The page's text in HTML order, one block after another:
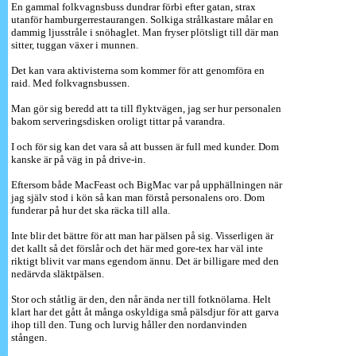
En gammal folkvagnsbuss dundrar förbi efter gatan, strax
utanför hamburgerrestaurangen. Solkiga strålkastare målar en
dammig ljusstråle i snöhaglet. Man fryser plötsligt till där man
sitter, tuggan växer i munnen.
Det kan vara aktivisterna som kommer för att genomföra en
raid. Med folkvagnsbussen.
Man gör sig beredd att ta till flyktvägen, jag ser hur personalen
bakom serveringsdisken oroligt tittar på varandra.
I och för sig kan det vara så att bussen är full med kunder. Dom
kanske är på väg in på drive-in.
Eftersom både MacFeast och BigMac var på upphällningen när
jag själv stod i kön så kan man förstå personalens oro. Dom
funderar på hur det ska räcka till alla.
Inte blir det bättre för att man har pälsen på sig. Visserligen är
det kallt så det förslår och det här med gore-tex har väl inte
riktigt blivit var mans egendom ännu. Det är billigare med den
nedärvda släktpälsen.
Stor och ståtlig är den, den når ända ner till fotknölarna. Helt
klart har det gått åt många oskyldiga små pälsdjur för att garva
ihop till den. Tung och lurvig håller den nordanvinden
stången.